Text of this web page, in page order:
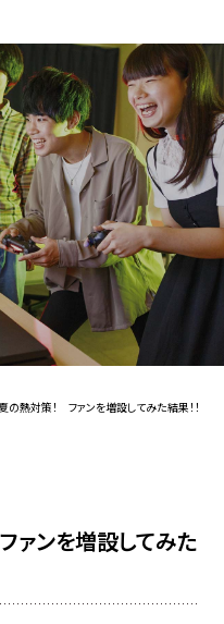
夏の熱対策！ ファンを増設してみた結果！！
ァンを増設してみた